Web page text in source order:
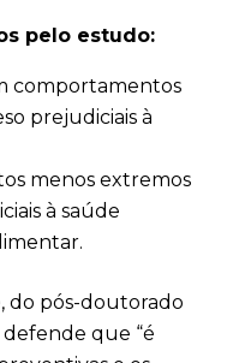
pelo estudo:
comportamentos
prejudiciais à
menos extremos
à saúde
do pós-doutorado
que “é